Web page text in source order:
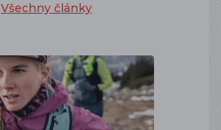
Všechny články